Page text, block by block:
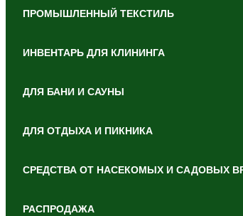
ПРОМЫШЛЕННЫЙ ТЕКСТИЛЬ
ИНВЕНТАРЬ ДЛЯ КЛИНИНГА
ДЛЯ БАНИ И САУНЫ
ДЛЯ ОТДЫХА И ПИКНИКА
СРЕДСТВА ОТ НАСЕКОМЫХ И САДОВЫХ
РАСПРОДАЖА